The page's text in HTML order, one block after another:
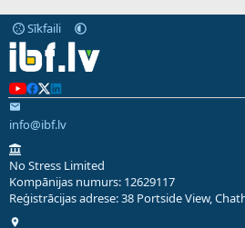
Sīkfaili
info@ibf.lv
No Stress Limited
Kompānijas numurs: 12629117
Reģistrācijas adrese: 38 Portside View,